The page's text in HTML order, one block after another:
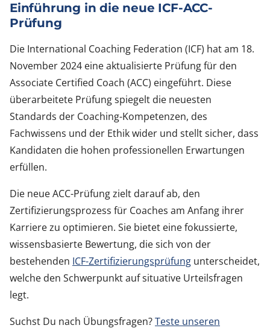
Einführung in die neue ICF-ACC-
Prüfung
Die International Coaching Federation (ICF) hat am 18.
November 2024 eine aktualisierte Prüfung für den
Associate Certified Coach (ACC) eingeführt. Diese
überarbeitete Prüfung spiegelt die neuesten
Standards der Coaching-Kompetenzen, des
Fachwissens und der Ethik wider und stellt sicher, dass
Kandidaten die hohen professionellen Erwartungen
erfüllen.
Die neue ACC-Prüfung zielt darauf ab, den
Zertifizierungsprozess für Coaches am Anfang ihrer
Karriere zu optimieren. Sie bietet eine fokussierte,
wissensbasierte Bewertung, die sich von der
bestehenden ICF-Zertifizierungsprüfung unterscheidet,
welche den Schwerpunkt auf situative Urteilsfragen
legt.
Suchst Du nach Übungsfragen?Teste unseren